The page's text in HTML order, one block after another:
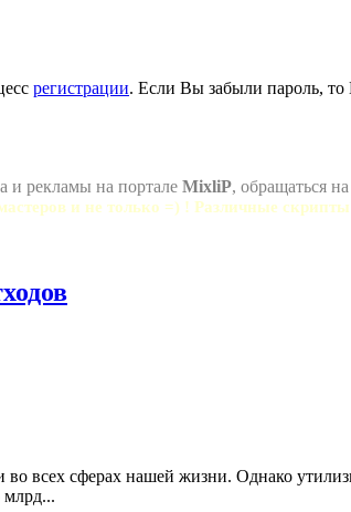
регистрации. Если Вы забыли пароль,
и рекламы на портале MixliP, обращаться
и не только =) ! Различные
всех сферах нашей жизни. Однако
млрд...